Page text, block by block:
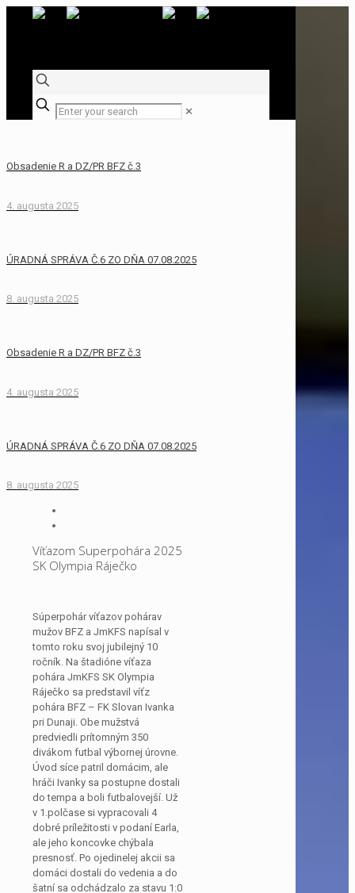
✕
Obsadenie R a DZ/PR BFZ č.3
4. augusta 2025
ÚRADNÁ SPRÁVA Č.6 ZO DŇA 07.08.2025
8. augusta 2025
Obsadenie R a DZ/PR BFZ č.3
4. augusta 2025
ÚRADNÁ SPRÁVA Č.6 ZO DŇA 07.08.2025
8. augusta 2025
Víťazom Superpohára 2025
SK Olympia Ráječko
Súperpohár víťazov pohárav
mužov BFZ a JmKFS napísal v
tomto roku svoj jubilejný 10
ročník. Na štadióne víťaza
pohára JmKFS SK Olympia
Ráječko sa predstavil víťz
pohára BFZ – FK Slovan Ivanka
pri Dunaji. Obe mužstvá
predviedli prítomným 350
divákom futbal výbornej úrovne.
Úvod síce patril domácim, ale
hráči Ivanky sa postupne dostali
do tempa a boli futbalovejší. Už
v 1.polčase si vypracovali 4
dobré príležitosti v podaní Earla,
ale jeho koncovke chýbala
presnosť. Po ojedinelej akcii sa
domáci dostali do vedenia a do
šatní sa odchádzalo za stavu 1:0